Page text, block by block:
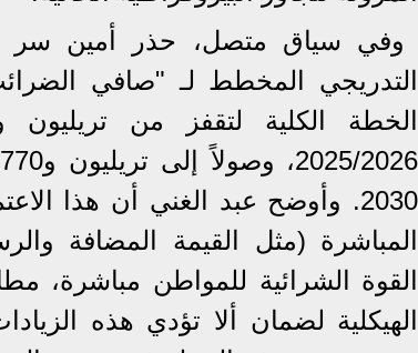
وفي سياق متصل، حذر أمين سر
التدريجي المخطط لـ "صافي
2030. وأوضح عبد الغني أن هذا
المباشرة (مثل القيمة المضافة
القوة الشرائية للمواطن مباشرة،
الهيكلية لضمان ألا تؤدي هذه